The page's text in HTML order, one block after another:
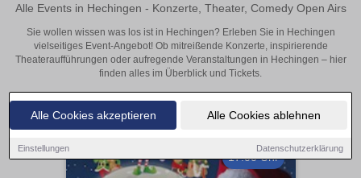
Alle Cookies akzeptieren Alle Cookies ablehnen
Einstellungen Datenschutzerklärung
Alle Events in Hechingen - Konzerte, Theater, Comedy Open Airs
Sie wollen wissen was los ist in Hechingen? Erleben Sie in Hechingen
vielseitiges Event-Angebot! Ob mitreißende Konzerte, inspirierende
Theateraufführungen oder aufregende Veranstaltungen in Hechingen – hier
finden alles im Überblick und Tickets.
17:00 Uhr